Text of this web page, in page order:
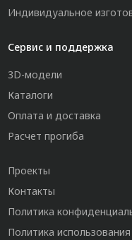
Индивидуальное
Сервис и поддержка
3D-модели
Каталоги
Оплата и доставка
Расчет прогиба
Проекты
Контакты
Политика
Политика